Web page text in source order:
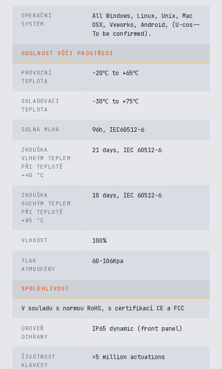
OPERAČNÍ
SYSTÉM
All Windows, Linux, Unix, Mac
OSX, Vxworks, Android, (U-cos--
To be confirmed).
ODOLNOST VŮČI PROSTŘEDÍ
PROVOZNÍ
TEPLOTA
-20℃ to +65℃
SKLADOVACÍ
TEPLOTA
-30℃ to +75℃
SOLNÁ MLHA 96h, IEC60512-6
ZKOUŠKA
VLHKÝM TEPLEM
PŘI TEPLOTĚ
+40 °C
21 days, IEC 60512-6
ZKOUŠKA
SUCHÝM TEPLEM
PŘI TEPLOTĚ
+85 °C
10 days, IEC 60512-6
VLHKOST 100%
TLAK
ATMOSFÉRY
60-106Kpa
SPOLEHLIVOST
V souladu s normou RoHS, s certifikací CE a FCC
ÚROVEŇ
OCHRANY
IP65 dynamic (front panel)
ŽIVOTNOST
KLÁVESY
>5 million actuations